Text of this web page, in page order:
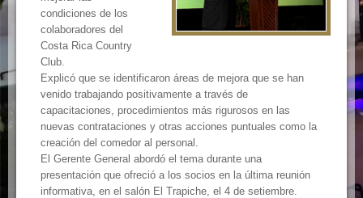
condiciones de los
colaboradores del
Costa Rica Country
Club.
Explicó que se identificaron áreas de mejora que se han
venido trabajando positivamente a través de
capacitaciones, procedimientos más rigurosos en las
nuevas contrataciones y otras acciones puntuales como la
creación del comedor al personal.
El Gerente General abordó el tema durante una
presentación que ofreció a los socios en la última reunión
informativa, en el salón El Trapiche, el 4 de setiembre.